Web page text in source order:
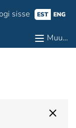
sisse EST ENG
Muu…